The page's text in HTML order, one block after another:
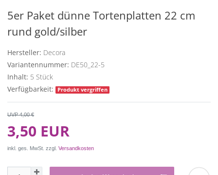
5er Paket dünne Tortenplatten 22 cm
rund gold/silber
Hersteller: Decora
Variantennummer: DE50_22-5
Inhalt: 5 Stück
Verfügbarkeit:
Produkt vergriffen
UVP 4,00 €
3,50 EUR
inkl. ges. MwSt. zzgl. Versandkosten